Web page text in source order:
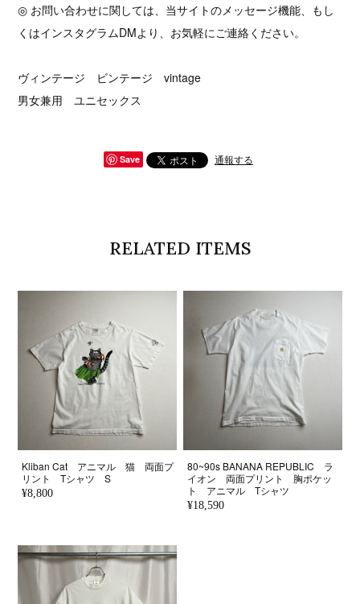
◎ お問い合わせに関しては、当サイトのメッセージ機能、もし
くはインスタグラムDMより、お気軽にご連絡ください。
ヴィンテージ ビンテージ vintage
男女兼用 ユニセックス
Save 通報する
RELATED ITEMS
Kliban Cat アニマル 猫 両面プ
リント Tシャツ S
¥8,800
80~90s BANANA REPUBLIC ラ
イオン 両面プリント 胸ポケッ
ト アニマル Tシャツ
¥18,590